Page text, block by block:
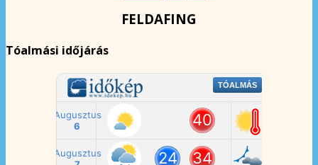
FELDAFING
Tóalmási időjárás